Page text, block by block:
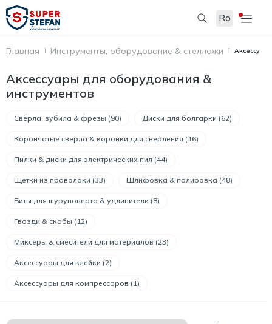
Ro
Главная Инструменты, оборудование & стеллажи
Аксессуары для оборудования &
инструментов
Свёрла, зубила & фрезы (90) Диски для болгарки (62)
Корончатые сверла & коронки для сверления (16)
Пилки & диски для электрических пил (44)
Щетки из проволоки (33) Шлифовка & полировка (48)
Биты для шуруповерта & удлинители (8)
Гвозди & скобы (12)
Миксеры & смесители для материалов (23)
Аксессуары для клейки (2)
Аксессуары для компрессоров (1)